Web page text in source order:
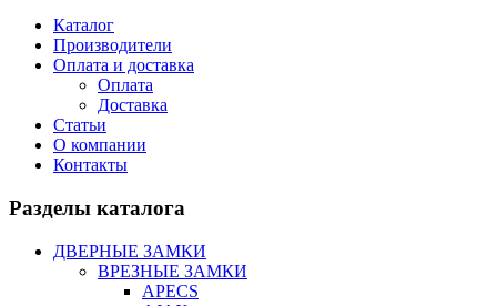
Каталог
Производители
Оплата и доставка
Оплата
Доставка
Статьи
О компании
Контакты
Разделы каталога
ДВЕРНЫЕ ЗАМКИ
ВРЕЗНЫЕ ЗАМКИ
APECS